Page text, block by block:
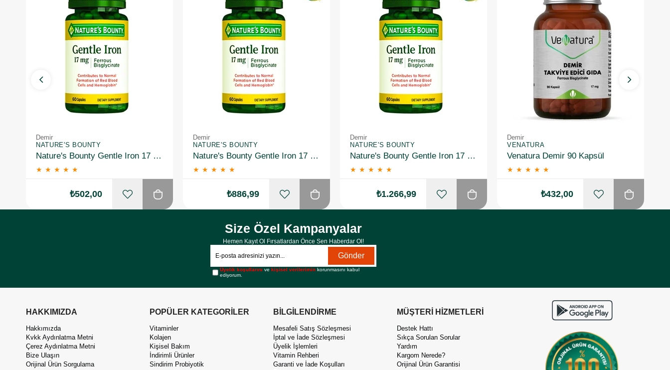
Demir
NATURE'S BOUNTY
Nature's Bounty Gentle Iron 17 mg 60 Kapsül
★ ★ ★ ★ ★
₺502,00
Demir
NATURE'S BOUNTY
Nature's Bounty Gentle Iron 17 Mg 60 Kapsül 2 Adet
★ ★ ★ ★ ★
₺886,99
Demir
NATURE'S BOUNTY
Nature's Bounty Gentle Iron 17 mg 60 Kapsül 3 Adet
★ ★ ★ ★ ★
₺1.266,99
Demir
VENATURA
Venatura Demir 90 Kapsül
★ ★ ★ ★ ★
₺432,00
Size Özel Kampanyalar
Hemen Kayıt Ol Fırsatlardan Önce Sen Haberdar Ol!
Gönder
Üyelik koşullarını vekişisel verilerimin korunmasını kabul
ediyorum.
HAKKIMIZDA
Hakkımızda
Kvkk Aydınlatma Metni
Çerez Aydınlatma Metni
Bize Ulaşın
Orijinal Ürün Sorgulama
POPÜLER KATEGORİLER
Vitaminler
Kolajen
Kişisel Bakım
İndirimli Ürünler
Sindirim Probiyotik
BİLGİLENDİRME
Mesafeli Satış Sözleşmesi
İptal ve İade Sözleşmesi
Üyelik İşlemleri
Vitamin Rehberi
Garanti ve İade Koşulları
MÜŞTERİ HİZMETLERİ
Destek Hattı
Sıkça Sorulan Sorular
Yardım
Kargom Nerede?
Orijinal Ürün Garantisi